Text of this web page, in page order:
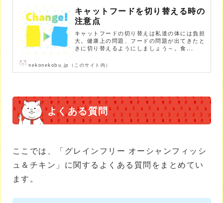
キャットフードを切り替える時の
注意点
キャットフードの切り替えは私達の体には負担
大。健康上の問題、フードの問題が出てきたと
きに切り替えるようにしましょう～。食...
nekonekobu.jp（このサイト内）
よくある質問
ここでは、「グレインフリー オーシャンフィッシ
ュ＆チキン」に関するよくある質問をまとめてい
ます。